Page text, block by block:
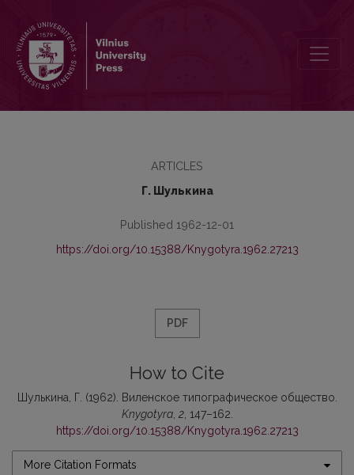
ARTICLES
Г. Шулькина
Published 1962-12-01
https://doi.org/10.15388/Knygotyra.1962.27213
PDF
How to Cite
Шулькина, Г. (1962). Виленское типографическое общество.
Knygotyra, 2, 147–162.
https://doi.org/10.15388/Knygotyra.1962.27213
More Citation Formats